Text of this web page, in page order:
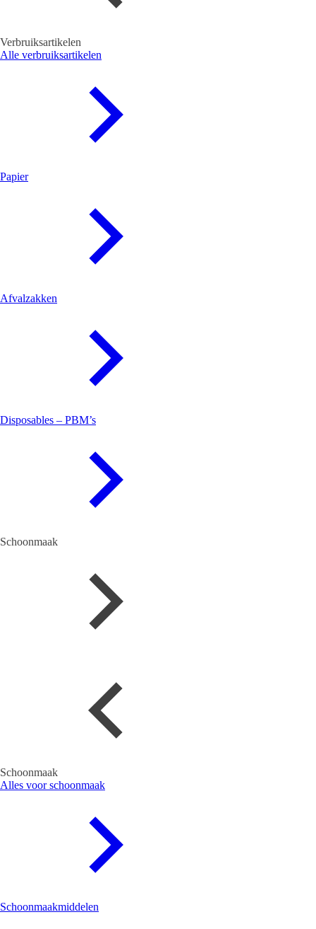
Verbruiksartikelen
Alle verbruiksartikelen
Papier
Afvalzakken
Disposables – PBM’s
Schoonmaak
Schoonmaak
Alles voor schoonmaak
Schoonmaakmiddelen